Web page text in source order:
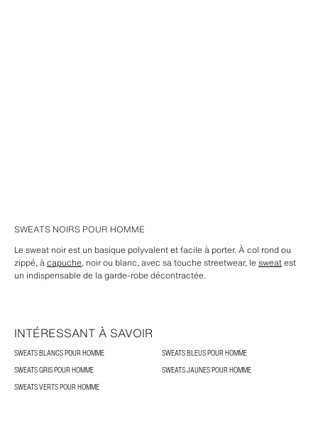
SWEATS NOIRS POUR HOMME
Le sweat noir est un basique polyvalent et facile à porter. À col rond ou
zippé, àcapuche, noir ou blanc, avec sa touche streetwear, lesweatest
un indispensable de la garde-robe décontractée.
INTÉRESSANT À SAVOIR
SWEATS BLANCS POUR HOMME
SWEATS BLEUS POUR HOMME
SWEATS GRIS POUR HOMME
SWEATS JAUNES POUR HOMME
SWEATS VERTS POUR HOMME